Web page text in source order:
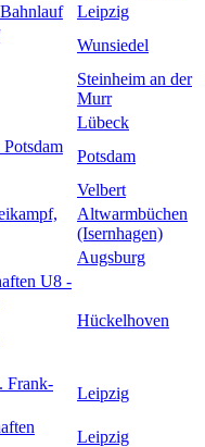
Leipzig
Wunsiedel
Steinheim an der
Murr
Lübeck
Potsdam
Velbert
Altwarmbüchen
(Isernhagen)
Augsburg
U8 -
Hückelhoven
Frank-
Leipzig
Leipzig